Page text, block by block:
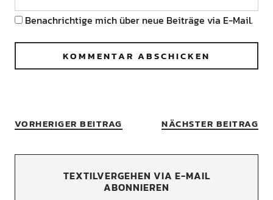
Benachrichtige mich über neue Beiträge via E-Mail.
VORHERIGER BEITRAG NÄCHSTER BEITRAG
TEXTILVERGEHEN VIA E-MAIL
ABONNIEREN